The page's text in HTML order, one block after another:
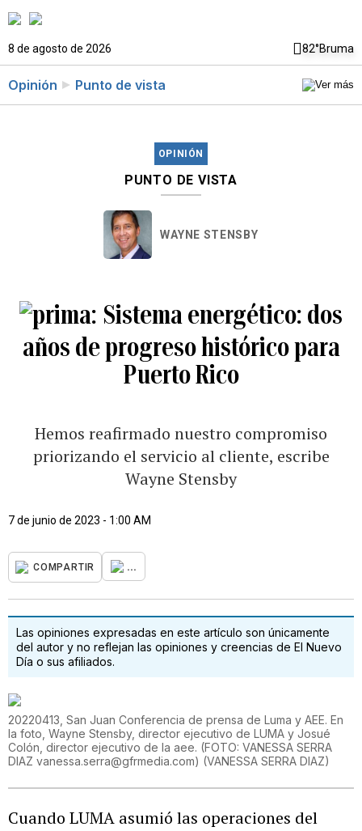
8 de agosto de 2026 82°Bruma
Opinión Punto de vista
OPINIÓN
PUNTO DE VISTA
WAYNE STENSBY
Sistema energético: dos
años de progreso histórico para
Puerto Rico
Hemos reafirmado nuestro compromiso
priorizando el servicio al cliente, escribe
Wayne Stensby
7 de junio de 2023 - 1:00 AM
COMPARTIR ...
Las opiniones expresadas en este artículo son únicamente
del autor y no reflejan las opiniones y creencias de El Nuevo
Día o sus afiliados.
20220413, San Juan Conferencia de prensa de Luma y AEE. En
la foto, Wayne Stensby, director ejecutivo de LUMA y Josué
Colón, director ejecutivo de la aee. (FOTO: VANESSA SERRA
DIAZ vanessa.serra@gfrmedia.com) (VANESSA SERRA DIAZ)
Cuando LUMA asumió las operaciones del